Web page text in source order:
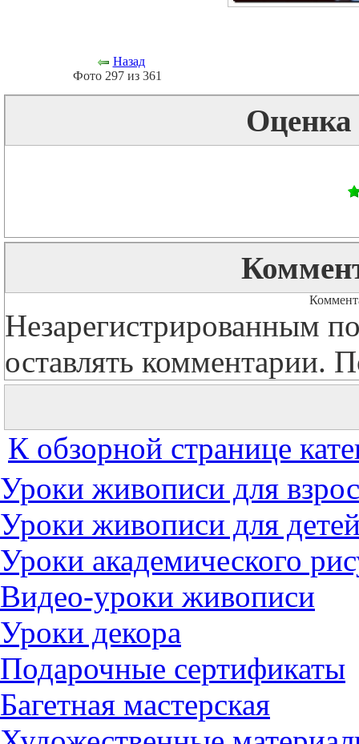
Назад
Фото 297 из 361
Незарегистрированным
оставлять комментарии.
К обзорной странице
Уроки живописи для
Уроки живописи для
Уроки академического
Видео-уроки живописи
Уроки декора
Подарочные сертификаты
Багетная мастерская